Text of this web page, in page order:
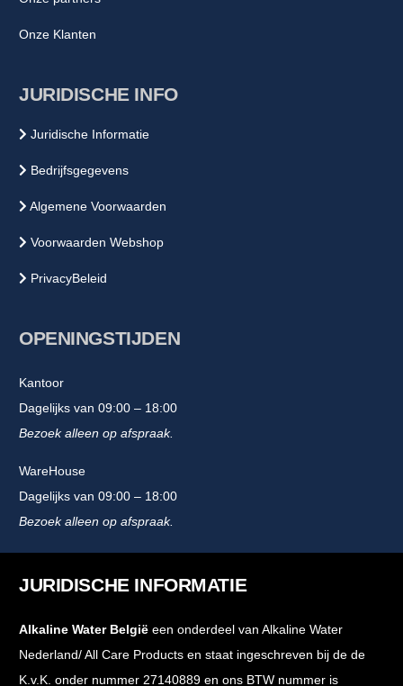
Onze Klanten
JURIDISCHE INFO
Juridische Informatie
Bedrijfsgegevens
Algemene Voorwaarden
Voorwaarden Webshop
PrivacyBeleid
OPENINGSTIJDEN
Kantoor
Dagelijks van 09:00 – 18:00
Bezoek alleen op afspraak.
WareHouse
Dagelijks van 09:00 – 18:00
Bezoek alleen op afspraak.
JURIDISCHE INFORMATIE
Alkaline Water België een onderdeel van Alkaline Water
Nederland/ All Care Products en staat ingeschreven bij de de
K.v.K. onder nummer 27140889 en ons BTW nummer is